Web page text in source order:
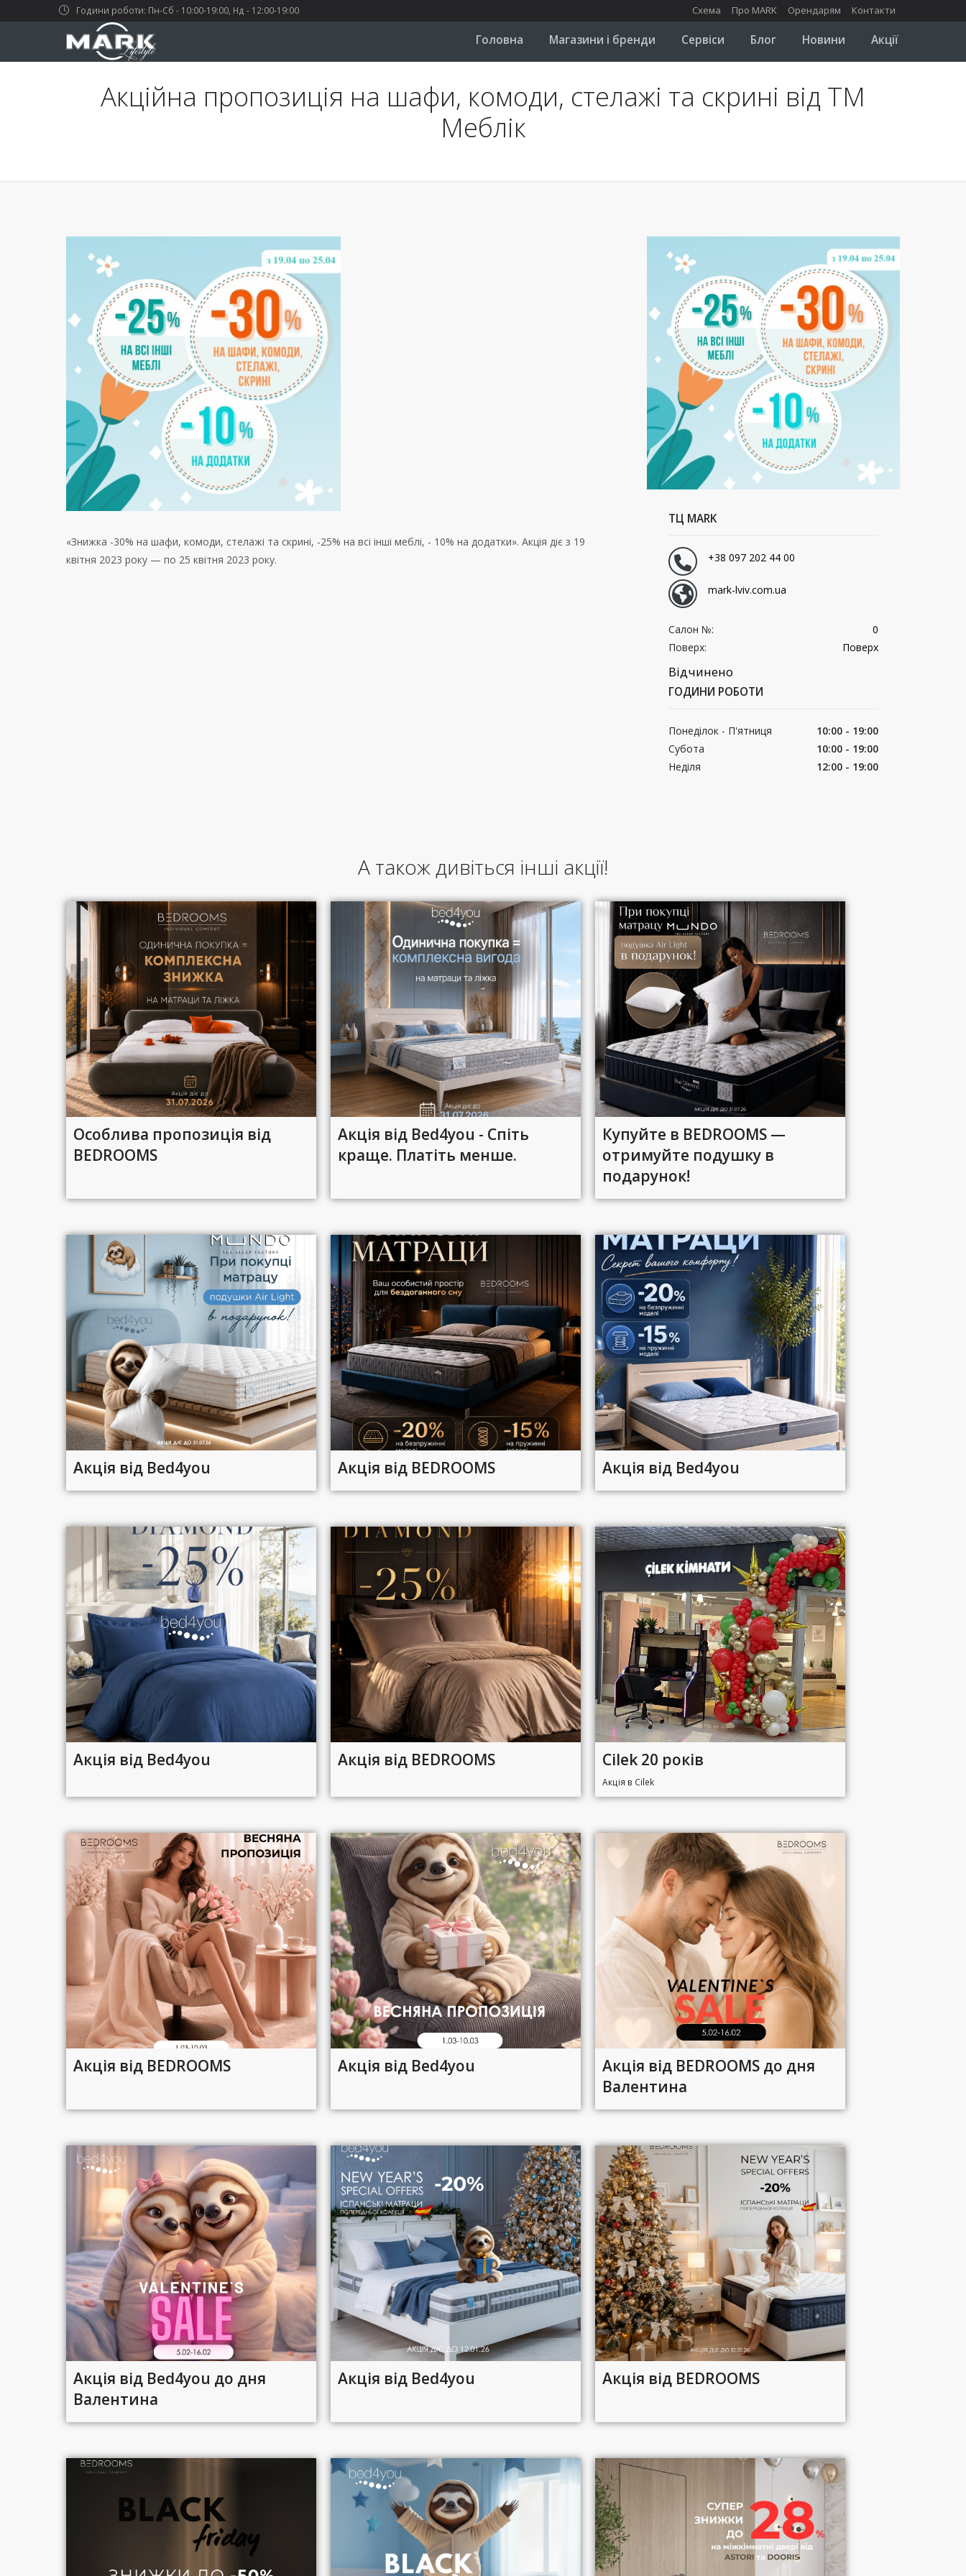
Години роботи: Пн-Сб - 10:00-19:00, Нд - 12:00-19:00 Схема Про MARK Орендарям Контакти
Головна Магазини і бренди Сервіси Блог Новини Акції
Акційна пропозиція на шафи, комоди, стелажі та скрині від ТМ
Меблік
«Знижка -30% на шафи, комоди, стелажі та скрині, -25% на всі інші меблі, - 10% на додатки». Акція діє з 19
квітня 2023 року — по 25 квітня 2023 року.
ТЦ MARK
+38 097 202 44 00
mark-lviv.com.ua
Салон №:
0
Поверх:
Поверх
Відчинено
ГОДИНИ РОБОТИ
Понеділок - П'ятниця
10:00 - 19:00
Субота
10:00 - 19:00
Неділя
12:00 - 19:00
А також дивіться інші акції!
Особлива пропозиція від
BEDROOMS
Акція від Bed4you - Спіть
краще. Платіть менше.
Купуйте в BEDROOMS —
отримуйте подушку в
подарунок!
Акція від Bed4you Акція від BEDROOMS Акція від Bed4you
Акція від Bed4you Акція від BEDROOMS Cilek 20 років
Акція в Cilek
Акція від BEDROOMS Акція від Bed4you
Акція від BEDROOMS до дня
Валентина
Акція від Bed4you до дня
Валентина
Акція від Bed4you Акція від BEDROOMS